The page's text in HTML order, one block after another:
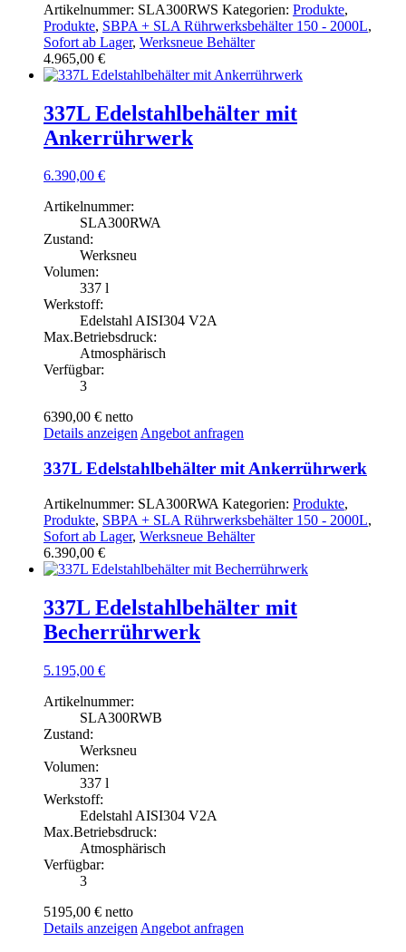
Artikelnummer: SLA300RWS Kategorien: Produkte,
Produkte, SBPA + SLA Rührwerksbehälter 150 - 2000L,
Sofort ab Lager, Werksneue Behälter
4.965,00 €
337L Edelstahlbehälter mit
Ankerrührwerk
6.390,00 €
Artikelnummer:
SLA300RWA
Zustand:
Werksneu
Volumen:
337 l
Werkstoff:
Edelstahl AISI304 V2A
Max.Betriebsdruck:
Atmosphärisch
Verfügbar:
3
6390,00 € netto
Details anzeigenAngebot anfragen
337L Edelstahlbehälter mit Ankerrührwerk
Artikelnummer: SLA300RWA Kategorien: Produkte,
Produkte, SBPA + SLA Rührwerksbehälter 150 - 2000L,
Sofort ab Lager, Werksneue Behälter
6.390,00 €
337L Edelstahlbehälter mit
Becherrührwerk
5.195,00 €
Artikelnummer:
SLA300RWB
Zustand:
Werksneu
Volumen:
337 l
Werkstoff:
Edelstahl AISI304 V2A
Max.Betriebsdruck:
Atmosphärisch
Verfügbar:
3
5195,00 € netto
Details anzeigen Angebot anfragen